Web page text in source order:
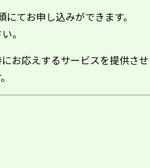
てお申し込みができます。
。
お応えするサービスを提供させ